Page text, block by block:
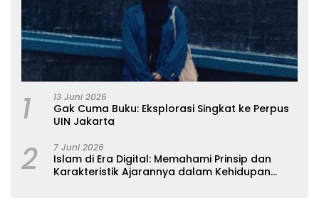
1 13 Juni 2026
Gak Cuma Buku: Eksplorasi Singkat ke Perpus
UIN Jakarta
2 7 Juni 2026
Islam di Era Digital: Memahami Prinsip dan
Karakteristik Ajarannya dalam Kehidupan